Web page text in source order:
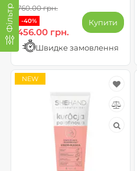
Фільтр 760.00 грн.
-40%
456.00 грн.
Купити
Швидке замовлення
NEW